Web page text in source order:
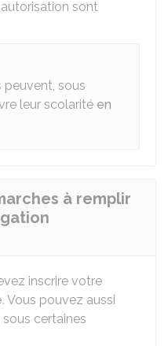
sont
peuvent, sous
leur scolarité en
à remplir
inscrire votre
. Vous pouvez aussi
sous certaines